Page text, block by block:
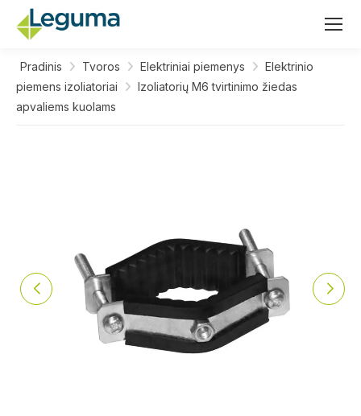
Pradinis Tvoros Elektriniai piemenys
Elektrinio
piemens izoliatoriai
Izoliatorių M6 tvirtinimo žiedas
apvaliems kuolams